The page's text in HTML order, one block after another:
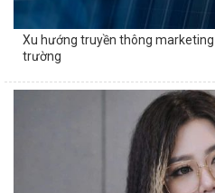
Xu hướng truyền thông
trường